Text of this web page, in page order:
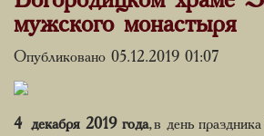
мужского монастыря
Опубликовано 05.12.2019 01:07
4 декабря 2019 года, в день